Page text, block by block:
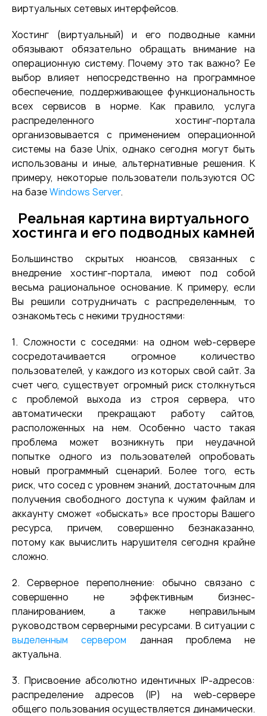
виртуальных сетевых интерфейсов.
Хостинг (виртуальный) и его подводные камни
обязывают обязательно обращать внимание на
операционную систему. Почему это так важно? Ее
выбор влияет непосредственно на программное
обеспечение, поддерживающее функциональность
всех сервисов в норме. Как правило, услуга
распределенного хостинг-портала
организовывается с применением операционной
системы на базе Unix, однако сегодня могут быть
использованы и иные, альтернативные решения. К
примеру, некоторые пользователи пользуются ОС
на базеWindows Server.
Реальная картина виртуального
хостинга и его подводных камней
Большинство скрытых нюансов, связанных с
внедрение хостинг-портала, имеют под собой
весьма рациональное основание. К примеру, если
Вы решили сотрудничать с распределенным, то
ознакомьтесь с некими трудностями:
1. Сложности с соседями: на одном web-сервере
сосредотачивается огромное количество
пользователей, у каждого из которых свой сайт. За
счет чего, существует огромный риск столкнуться
с проблемой выхода из строя сервера, что
автоматически прекращают работу сайтов,
расположенных на нем. Особенно часто такая
проблема может возникнуть при неудачной
попытке одного из пользователей опробовать
новый программный сценарий. Более того, есть
риск, что сосед с уровнем знаний, достаточным для
получения свободного доступа к чужим файлам и
аккаунту сможет «обыскать» все просторы Вашего
ресурса, причем, совершенно безнаказанно,
потому как вычислить нарушителя сегодня крайне
сложно.
2. Серверное переполнение: обычно связано с
совершенно не эффективным бизнес-
планированием, а также неправильным
руководством серверными ресурсами. В ситуации с
выделенным сервером данная проблема не
актуальна.
3. Присвоение абсолютно идентичных IP-адресов:
распределение адресов (IP) на web-сервере
общего пользования осуществляется динамически.